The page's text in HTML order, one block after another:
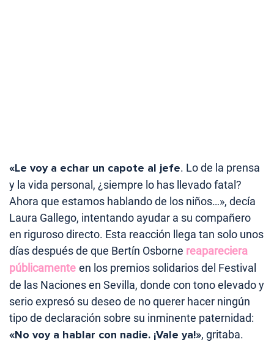
«Le voy a echar un capote al jefe. Lo de la prensa
y la vida personal, ¿siempre lo has llevado fatal?
Ahora que estamos hablando de los niños…», decía
Laura Gallego, intentando ayudar a su compañero
en riguroso directo. Esta reacción llega tan solo unos
días después de que Bertín Osborne reapareciera
públicamente en los premios solidarios del Festival
de las Naciones en Sevilla, donde con tono elevado y
serio expresó su deseo de no querer hacer ningún
tipo de declaración sobre su inminente paternidad:
«No voy a hablar con nadie. ¡Vale ya!», gritaba.